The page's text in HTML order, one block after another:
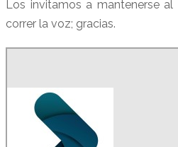
Los invitamos a mantenerse
correr la voz; gracias.